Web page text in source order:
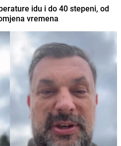
idu i do 40 stepeni, od
vremena